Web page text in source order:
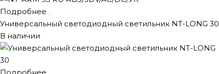
Подробнее
Универсальный светодиодный светильник NT-LONG 30
В наличии